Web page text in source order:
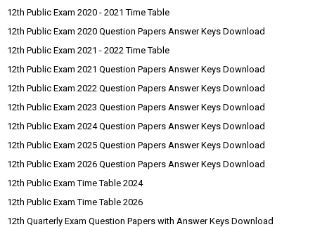
12th Public Exam 2020 - 2021 Time Table
12th Public Exam 2020 Question Papers Answer Keys Download
12th Public Exam 2021 - 2022 Time Table
12th Public Exam 2021 Question Papers Answer Keys Download
12th Public Exam 2022 Question Papers Answer Keys Download
12th Public Exam 2023 Question Papers Answer Keys Download
12th Public Exam 2024 Question Papers Answer Keys Download
12th Public Exam 2025 Question Papers Answer Keys Download
12th Public Exam 2026 Question Papers Answer Keys Download
12th Public Exam Time Table 2024
12th Public Exam Time Table 2026
12th Quarterly Exam Question Papers with Answer Keys Download